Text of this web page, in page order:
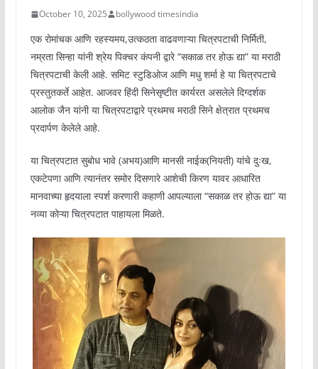
October 10, 2025 bollywood timesindia
एक रोमांचक आणि रहस्यमय,उत्कठता वाढवणाऱ्या चित्रपटाची निर्मिती,
नम्रता सिन्हा यांनी श्रेय पिक्चर कंपनी द्वारे “सकाळ तर होऊ द्या” या मराठी
चित्रपटाची केली आहे. समिट स्टुडिओज आणि मधु शर्मा हे या चित्रपटाचे
प्रस्तुतकर्ते आहेत. आजवर हिंदी सिनेसृष्टीत कार्यरत असलेले दिग्दर्शक
आलोक जैन यांनी या चित्रपटाद्वारे प्रथमच मराठी सिने क्षेत्रात प्रथमच
प्रदार्पण केलेले आहे.
या चित्रपटात सुबोध भावे (अभय)आणि मानसी नाईक(नियती) यांचे दुःख,
एकटेपणा आणि त्यानंतर समोर दिसणारे आशेची किरण यावर आधारित
मानवाच्या हृदयाला स्पर्श करणारी कहाणी आपल्याला “सकाळ तर होऊ द्या” या
नव्या कोऱ्या चित्रपटात पाहायला मिळते.